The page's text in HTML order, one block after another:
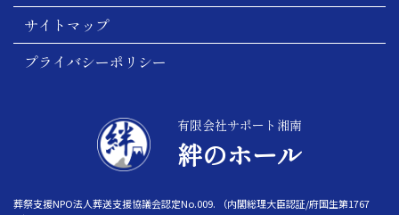
サイトマップ
プライバシーポリシー
有限会社サポート湘南
絆のホール
葬祭支援NPO法人葬送支援協議会認定No.009. （内閣総理大臣認証/府国生第1767